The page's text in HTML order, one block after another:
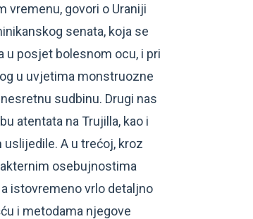
vremenu, govori o Uraniji
senata, koja se
u posjet bolesnom ocu, i pri
u uvjetima monstruozne
sudbinu. Drugi nas
atentata na Trujilla, kao i
A u trećoj, kroz
osebujnostima
istovremeno vrlo detaljno
i metodama njegove